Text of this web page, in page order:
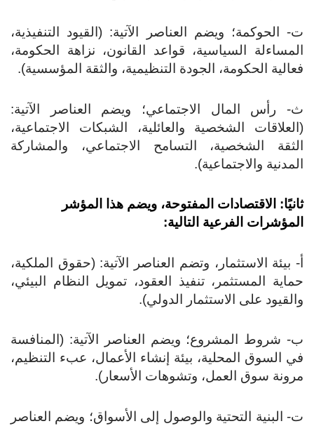
الحوكمة؛ ويضم العناصر الآتية: (القيود التنفيذية،
السياسية، قواعد القانون، نزاهة الحكومة،
الحكومة، الجودة التنظيمية، والثقة المؤسسية).
رأس المال الاجتماعي؛ ويضم العناصر الآتية:
الشخصية والعائلية، الشبكات الاجتماعية،
الشخصية، التسامح الاجتماعي، والمشاركة
والاجتماعية).
الاقتصادات المفتوحة، ويضم هذا المؤشر
الفرعية التالية:
بيئة الاستثمار، وتضم العناصر الآتية: (حقوق الملكية،
المستثمر، تنفيذ العقود، تمويل النظام البيئي،
على الاستثمار الدولي).
شروط المشروع؛ ويضم العناصر الآتية: (المنافسة
السوق المحلية، بيئة إنشاء الأعمال، عبء التنظيم،
سوق العمل، وتشوهات الأسعار).
البنية التحتية والوصول إلى الأسواق؛ ويضم العناصر